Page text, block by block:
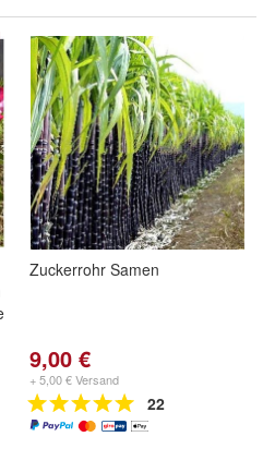
Zuckerrohr Samen
9,00 €
+ 5,00 € Versand
22